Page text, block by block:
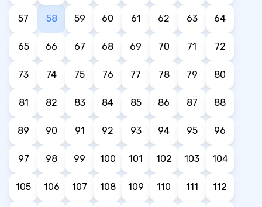
57 58 59 60 61 62 63 64
65 66 67 68 69 70 71 72
73 74 75 76 77 78 79 80
81 82 83 84 85 86 87 88
89 90 91 92 93 94 95 96
97 98 99 100 101 102 103 104
105 106 107 108 109 110 111 112